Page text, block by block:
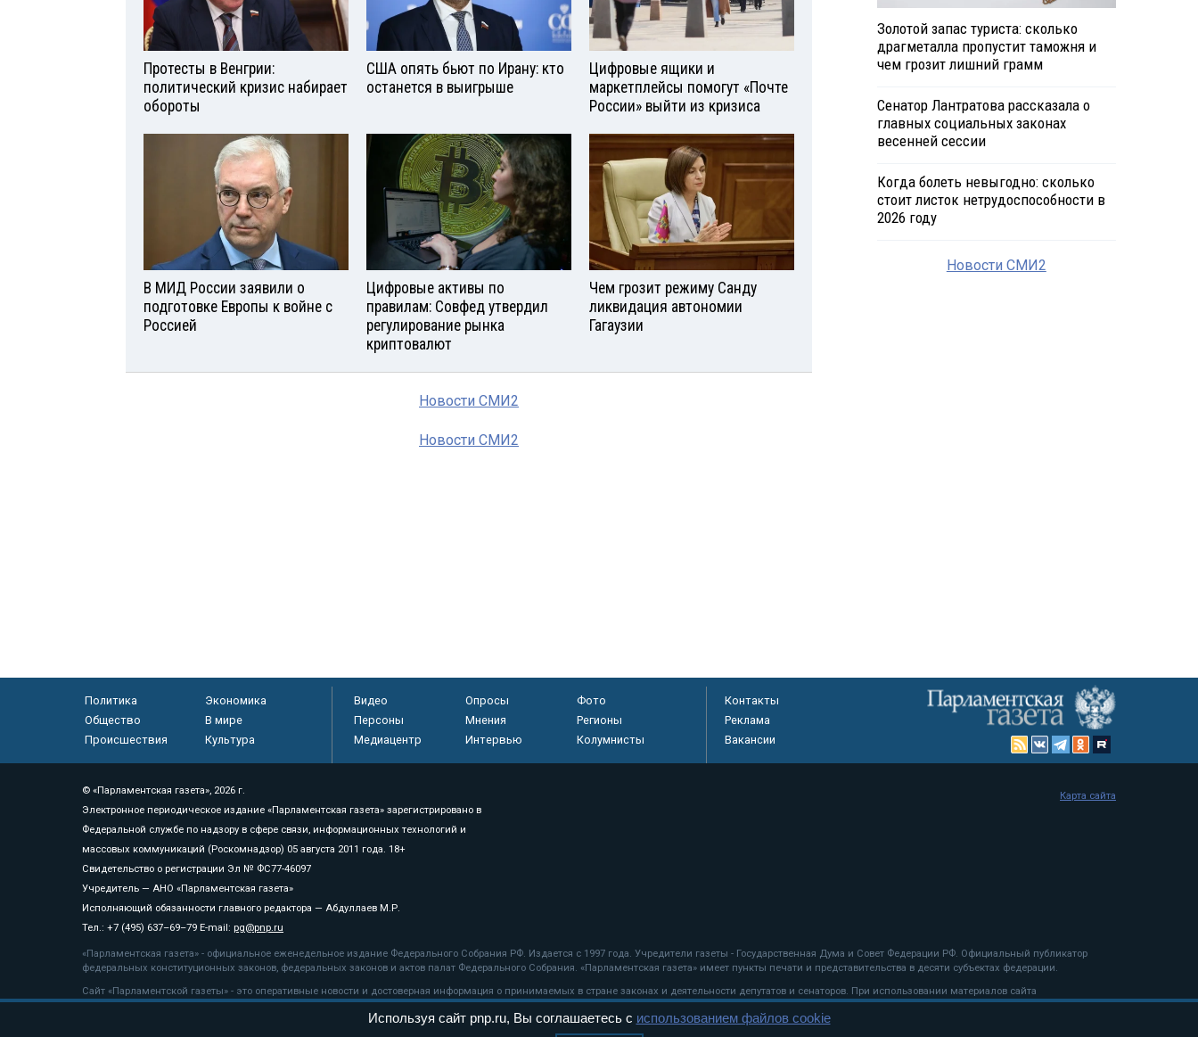
Протесты в Венгрии:
политический кризис набирает
обороты
США опять бьют по Ирану: кто
останется в выигрыше
Цифровые ящики и
маркетплейсы помогут «Почте
России» выйти из кризиса
В МИД России заявили о
подготовке Европы к войне с
Россией
Цифровые активы по
правилам: Совфед утвердил
регулирование рынка
криптовалют
Чем грозит режиму Санду
ликвидация автономии
Гагаузии
Новости СМИ2
Новости СМИ2
Золотой запас туриста: сколько
драгметалла пропустит таможня и
чем грозит лишний грамм
Сенатор Лантратова рассказала о
главных социальных законах
весенней сессии
Когда болеть невыгодно: сколько
стоит листок нетрудоспособности в
2026 году
Новости СМИ2
Политика
Экономика
Общество
В мире
Происшествия
Культура
Видео Опросы
Фото
Персоны
Мнения
Регионы
Медиацентр
Интервью Колумнисты
Контакты
Реклама
Вакансии
© «Парламентская газета», 2026 г.
Электронное периодическое издание «Парламентская газета» зарегистрировано в
Федеральной службе по надзору в сфере связи, информационных технологий и
массовых коммуникаций (Роскомнадзор) 05 августа 2011 года. 18+
Свидетельство о регистрации Эл № ФС77-46097
Учредитель — АНО «Парламентская газета»
Исполняющий обязанности главного редактора — Абдуллаев М.Р.
Тел.: +7 (495) 637–69–79 E-mail: pg@pnp.ru
«Парламентская газета» - официальное еженедельное издание Федерального Собрания РФ. Издается с 1997 года. Учредители газеты - Государственная Дума и Совет Федерации РФ. Официальный публикатор
федеральных конституционных законов, федеральных законов и актов палат Федерального Собрания. «Парламентская газета» имеет пункты печати и представительства в десяти субъектах федерации.
Сайт «Парламентской газеты» - это оперативные новости и достоверная информация о принимаемых в стране законах и деятельности депутатов и сенаторов. При использовании материалов сайта
«Парламентской газеты» активная ссылка на pnp.ru обязательна.
рекомендательные технологии
Карта сайта
Используя сайт pnp.ru, Вы соглашаетесь с использованием файлов cookie